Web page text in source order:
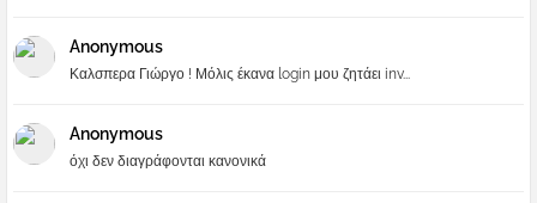
Anonymous
Καλσπερα Γιώργο ! Μόλις έκανα login μου ζητάει inv...
Anonymous
όχι δεν διαγράφονται κανονικά